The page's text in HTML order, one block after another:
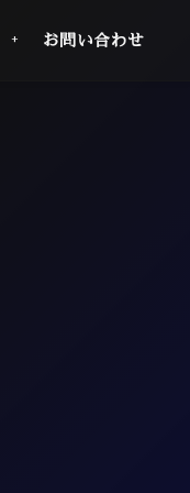
お問い合わせ